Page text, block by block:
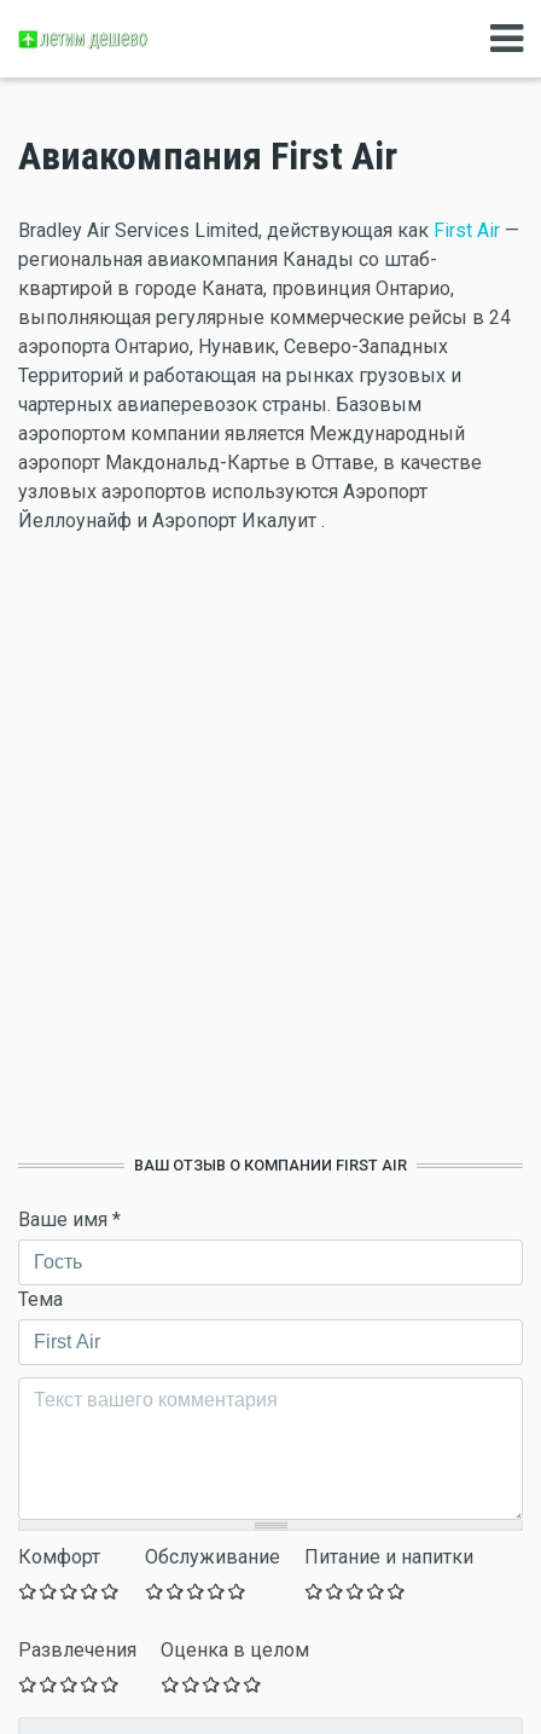
Авиакомпания First Air
Bradley Air Services Limited, действующая как First Air —
региональная авиакомпания Канады со штаб-
квартирой в городе Каната, провинция Онтарио,
выполняющая регулярные коммерческие рейсы в 24
аэропорта Онтарио, Нунавик, Северо-Западных
Территорий и работающая на рынках грузовых и
чартерных авиаперевозок страны. Базовым
аэропортом компании является Международный
аэропорт Макдональд-Картье в Оттаве, в качестве
узловых аэропортов используются Аэропорт
Йеллоунайф и Аэропорт Икалуит .
ВАШ ОТЗЫВ О КОМПАНИИ FIRST AIR
Ваше имя *
Тема
Комментарий*
Комфорт Обслуживание Питание и напитки
Развлечения Оценка в целом